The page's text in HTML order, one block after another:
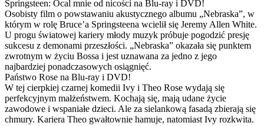
Springsteen: Ocal mnie od nicości na Blu-ray i DVD!
Osobisty film o powstawaniu akustycznego albumu „Nebraska”, w
którym w rolę Bruce’a Springsteena wcielił się Jeremy Allen White.
U progu światowej kariery młody muzyk próbuje pogodzić presję
sukcesu z demonami przeszłości. „Nebraska” okazała się punktem
zwrotnym w życiu Bossa i jest uznawana za jedno z jego
najbardziej ponadczasowych osiągnięć.
Państwo Rose na Blu-ray i DVD!
W tej cierpkiej czarnej komedii Ivy i Theo Rose wydają się
perfekcyjnym małżeństwem. Kochają się, mają udane życie
zawodowe i wspaniałe dzieci. Ale za sielankową fasadą zbierają się
chmury. Kariera Theo gwałtownie hamuje, natomiast Ivy rozkwita.